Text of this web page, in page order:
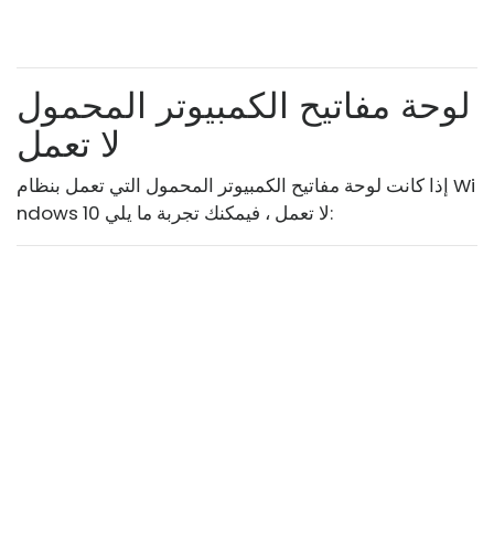
لوحة مفاتيح الكمبيوتر المحمول
لا تعمل
إذا كانت لوحة مفاتيح الكمبيوتر المحمول التي تعمل بنظام Wi
ndows 10 لا تعمل ، فيمكنك تجربة ما يلي: